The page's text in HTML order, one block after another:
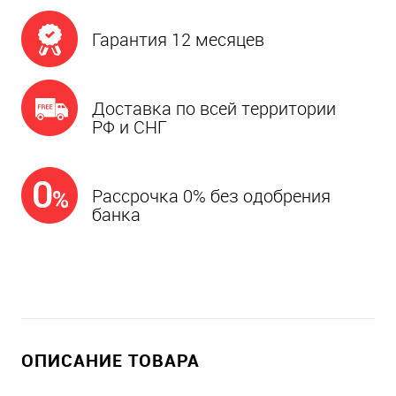
Гарантия 12 месяцев
Доставка по всей территории
РФ и СНГ
Рассрочка 0% без одобрения
банка
ОПИСАНИЕ ТОВАРА